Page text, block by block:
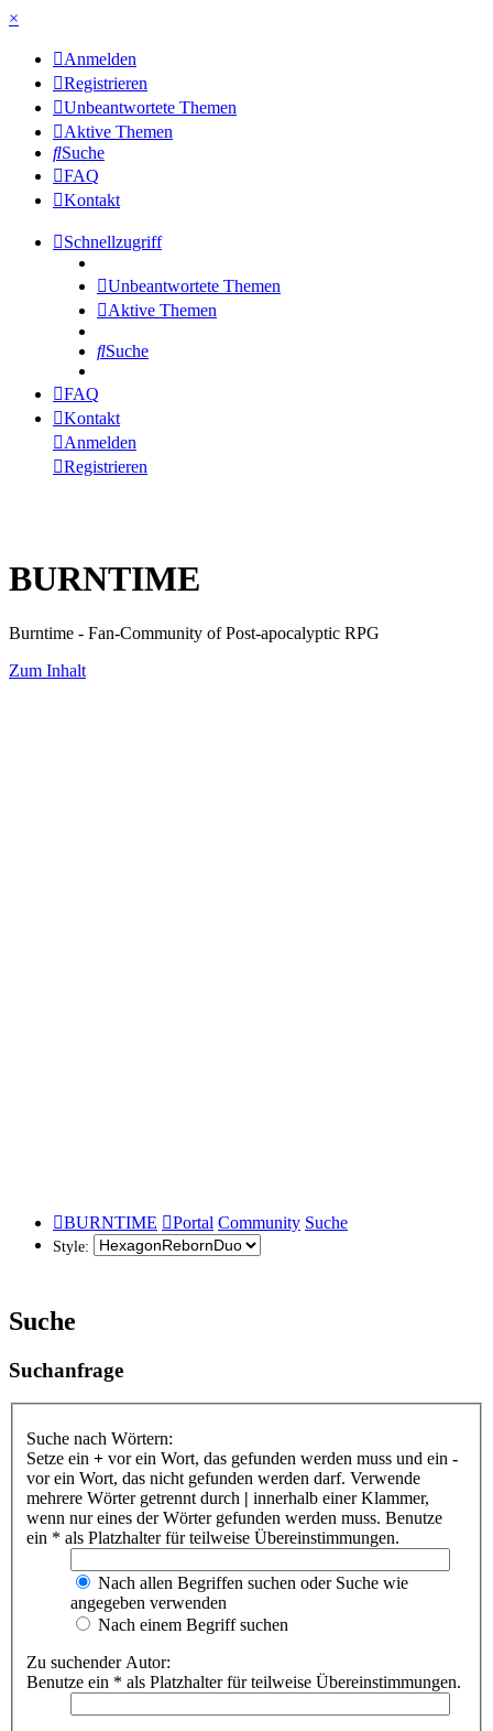
×
Anmelden
Registrieren
Unbeantwortete Themen
Aktive Themen
Suche
FAQ
Kontakt
Schnellzugriff
Unbeantwortete Themen
Aktive Themen
Suche
FAQ
Kontakt
Anmelden
Registrieren
BURNTIME
Burntime - Fan-Community of Post-apocalyptic RPG
Zum Inhalt
BURNTIME Portal Community Suche
Style:
Suche
Suchanfrage
Suche nach Wörtern:
Setze ein + vor ein Wort, das gefunden werden muss und ein -
vor ein Wort, das nicht gefunden werden darf. Verwende
mehrere Wörter getrennt durch | innerhalb einer Klammer,
wenn nur eines der Wörter gefunden werden muss. Benutze
ein * als Platzhalter für teilweise Übereinstimmungen.
Nach allen Begriffen suchen oder Suche wie
angegeben verwenden
Nach einem Begriff suchen
Zu suchender Autor:
Benutze ein * als Platzhalter für teilweise Übereinstimmungen.